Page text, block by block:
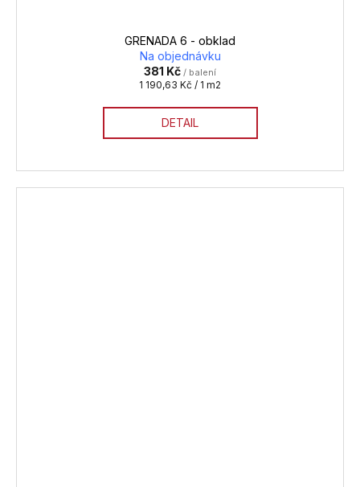
GRENADA 6 - obklad
Na objednávku
381 Kč / balení
Měrná
1 190,63 Kč / 1 m2
DETAIL